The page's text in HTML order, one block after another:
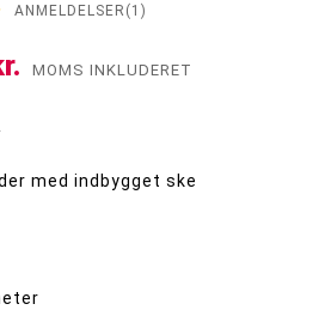
ANMELDELSER(1)
MOMS INKLUDERET
med indbygget ske